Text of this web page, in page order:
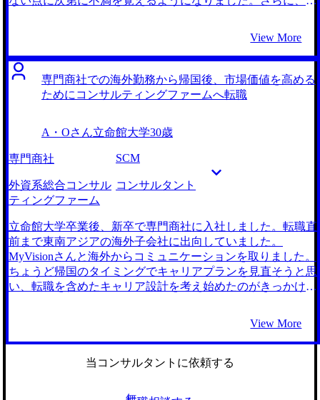
と思っていました。しかし、面接対策を行う中で、端的に話
せていない部分があるとフィードバックを頂きました。その
ため、本番でその点を意識することができ、内定を掴むこと
ができたのではないかと考えています。 転職活動初期は、
ケース面接の数をこなすことに注力してしまっており、頂い
に復習をすることで慣れることができました。 転職前の年
た。
分岐点に関わるような仕事に挑戦したいという思いが強まっ
ていきました。 当初は経営戦略や業務改善に深く関わるこ
とができるコンサルティングファームへの転職を検討してい
ました。しかしながら、MyVisionさんからM&A仲介会社を
点に強く惹かれました。M&A仲介という業務は、企業経営
の中枢に立ち、様々な業界や企業の戦略を読み解く必要があ
るため、ビジネスマンとしての成長機会もコンサルタントに
劣らないと感じました。 大手エージェントとMyVisionさん
の、計2社とお話させていただきました。 先述の通り、当初
ァームに精通したMyVisionさんのお話を聞くことにしまし
た。しかし、その中でコンサルタント以外の選択肢として提
示していただいたM&A仲介に強く惹かれたことが、
MyVisionさんを選んだ理由です。面談の中で自身のキャリア
や志向を読み解き、M&A仲介という最もマッチした仕事を
クライアントの元に出向く営業活動が多かったのですが、担
当の坂口さんに柔軟かつ迅速に対応していただけたことが最
もありがたかったです。 特に、面接日程の組み方について
View More
専門商社での海外勤務から帰国後、市場価値を高める
ためにコンサルティングファームへ転職
A・Oさん立命館大学30歳
専門商社 SCM
外資系総合コンサル
ティングファーム
コンサルタント
立命館大学卒業後、新卒で専門商社に入社しました。転職直
前まで東南アジアの海外子会社に出向していました。
MyVisionさんと海外からコミュニケーションを取りました。
ちょうど帰国のタイミングでキャリアプランを見直そうと思
い、転職を含めたキャリア設計を考え始めたのがきっかけで
れば市場価値が高まると聞いたので、話だけ聞いてみようと
思い、MyVisionさんに連絡しました。 エージェントの坂口
さんから、これまでのSCM経験や子会社との折衝経験がか
っているうちに、次第に興味も湧いてきて、コンサルティン
View More
当コンサルタントに依頼する